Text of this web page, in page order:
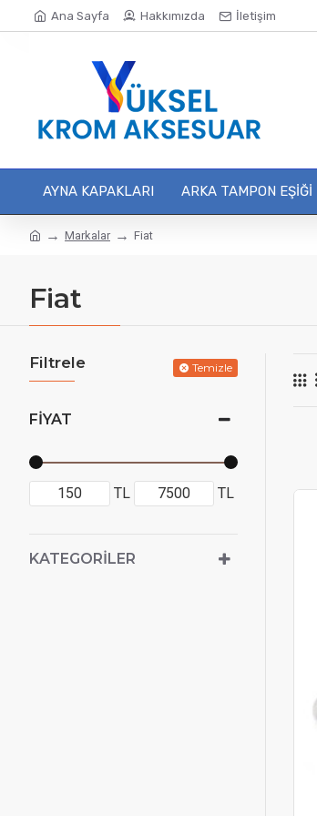
Ana Sayfa Hakkımızda İletişim
AYNA KAPAKLARI ARKA TAMPON EŞIĞI
Markalar Fiat
Fiat
Filtrele Temizle
FIYAT
TL TL
KATEGORILER